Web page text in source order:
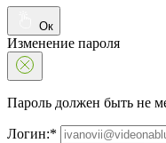
Ок
Изменение пароля
Пароль должен быть не
Логин:*